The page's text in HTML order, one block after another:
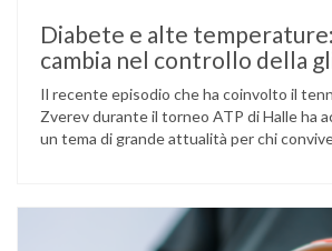
Diabete e alte
cambia nel controllo della
Il recente episodio che ha coinvolto il
Zverev durante il torneo ATP di Halle ha
un tema di grande attualità per chi
glucosio lo aveva portato …